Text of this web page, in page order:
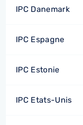
IPC Danemark
IPC Espagne
IPC Estonie
IPC Etats-Unis